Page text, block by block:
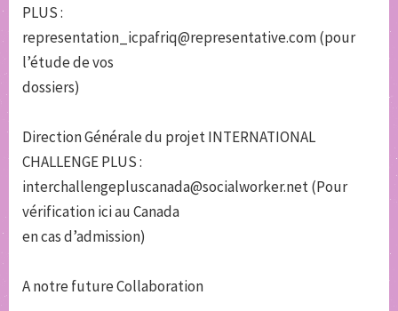
PLUS :
representation_icpafriq@representative.com (pour
l’étude de vos
dossiers)
Direction Générale du projet INTERNATIONAL
CHALLENGE PLUS :
interchallengepluscanada@socialworker.net (Pour
vérification ici au Canada
en cas d’admission)
A notre future Collaboration